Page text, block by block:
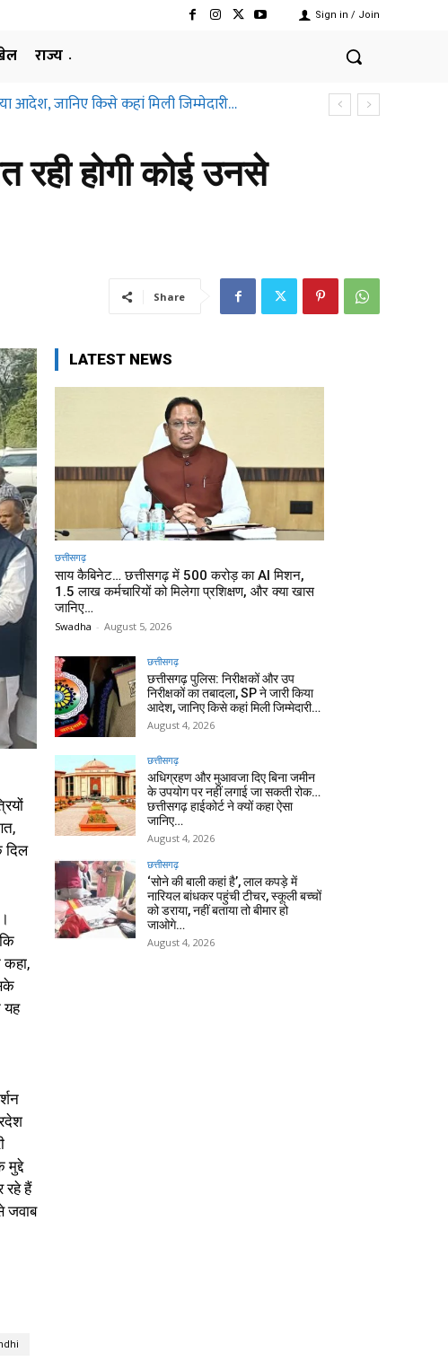
Sign in / Join
राज्य
आदेश, जानिए किसे कहां मिली जिम्मेदारी…
रही होगी कोई उनसे
Share
दिल
कहा,
यह
रहे हैं
जवाब
LATEST NEWS
छत्तीसगढ़
साय कैबिनेट… छत्तीसगढ़ में 500 करोड़ का AI मिशन,
1.5 लाख कर्मचारियों को मिलेगा प्रशिक्षण, और क्या खास
जानिए…
Swadha - August 5, 2026
छत्तीसगढ़
छत्तीसगढ़ पुलिस: निरीक्षकों और उप
निरीक्षकों का तबादला, SP ने जारी किया
आदेश, जानिए किसे कहां मिली जिम्मेदारी…
August 4, 2026
छत्तीसगढ़
अधिग्रहण और मुआवजा दिए बिना जमीन
के उपयोग पर नहीं लगाई जा सकती रोक…
छत्तीसगढ़ हाईकोर्ट ने क्यों कहा ऐसा
जानिए…
August 4, 2026
छत्तीसगढ़
‘सोने की बाली कहां है’, लाल कपड़े में
नारियल बांधकर पहुंची टीचर, स्कूली बच्चों
को डराया, नहीं बताया तो बीमार हो
जाओगे…
August 4, 2026